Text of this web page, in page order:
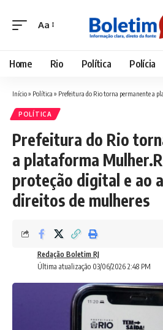
Font
Aa
Home Rio Política Polícia
Início» Política » Prefeitura do Rio torna permanente a plataforma Mulher.Rio,
POLÍTICA
Prefeitura do Rio
a plataforma
proteção digital e ao
direitos de mulheres
Última atualização 03/06/2026 2:48 PM
Redação Boletim RJ